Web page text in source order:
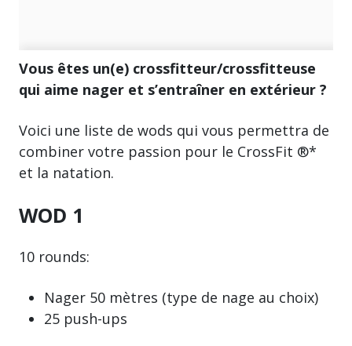
Vous êtes un(e) crossfitteur/crossfitteuse
qui aime nager et s’entraîner en extérieur ?
Voici une liste de wods qui vous permettra de
combiner votre passion pour le CrossFit ®*
et la natation.
WOD 1
10 rounds:
Nager 50 mètres (type de nage au choix)
25 push-ups